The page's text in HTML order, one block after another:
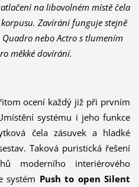
na libovolném místě čela
korpusu. Zavírání funguje stejně
nebo Actro s tlumením
měkké dovírání.
ocení každý již při prvním
systému i jeho funkce
čela zásuvek a hladké
Taková puristická řešení
moderního interiérového
systém Push to open Silent